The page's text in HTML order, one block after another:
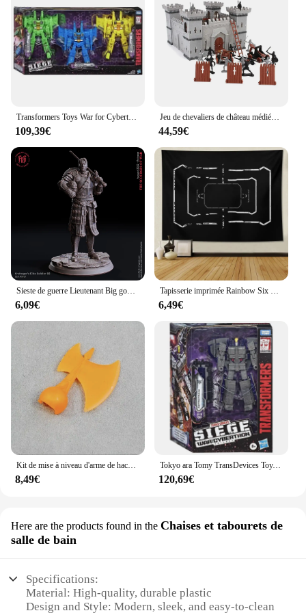
109,39€
Jeu de chevaliers de château médiéval pour enfants, accessoires de jeu d'infperform, soldats de guerre, bouclier de siège, loisirs, 1 ensemble
44,59€
Sieste de guerre Lieutenant Big gobelin terminé en scène de siège, pièces explorez ecs du MDN, équipe de course
6,09€
Tapisserie imprimée Rainbow Six Siege Frost Trap, tapisserie décorative adaptée au salon et à la chambre
6,49€
Kit de mise à niveau d'arme de hache en résine pour siège, Earthrise, OP Commander, accessoires de figurine en verre brisé, en stock
8,49€
Tokyo ara Tomy TransDevices Toy, série Siège WFC-S51 STRAtrain Action Figure, Collection Robot, Jouet pour enfants Hobby, En stock
120,69€
Here are the products found in the Chaises et tabourets de
salle de bain
Specifications:
Material: High-quality, durable plastic
Design and Style: Modern, sleek, and easy-to-clean